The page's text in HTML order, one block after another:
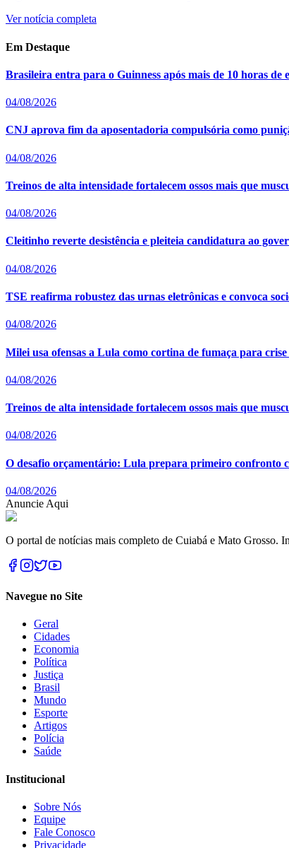
Ver notícia completa
Em Destaque
Brasileira entra para o Guinness após mais de 10 horas
04/08/2026
CNJ aprova fim da aposentadoria compulsória como
04/08/2026
Treinos de alta intensidade fortalecem ossos mais que
04/08/2026
Cleitinho reverte desistência e pleiteia candidatura ao
04/08/2026
TSE reafirma robustez das urnas eletrônicas e convoca
04/08/2026
Milei usa ofensas a Lula como cortina de fumaça para
04/08/2026
Treinos de alta intensidade fortalecem ossos mais que
04/08/2026
O desafio orçamentário: Lula prepara primeiro confronto
04/08/2026
Anuncie Aqui
O portal de notícias mais completo de Cuiabá e Mato Grosso.
Navegue no Site
Geral
Cidades
Economia
Política
Justiça
Brasil
Mundo
Esporte
Artigos
Polícia
Saúde
Institucional
Sobre Nós
Equipe
Fale Conosco
Privacidade